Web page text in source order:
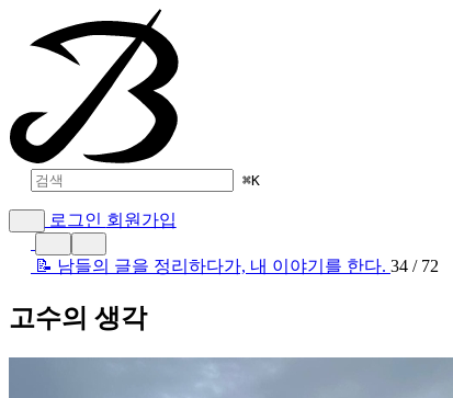
⌘K
로그인 회원가입
📝 남들의 글을 정리하다가, 내 이야기를 한다. 34 / 72
고수의 생각